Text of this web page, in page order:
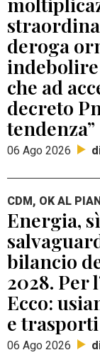
deroga
che ad
decreto
tendenza”
06 Ago 2026
CDM, OK AL
Energia,
bilancio
2028. Per
Ecco:
e trasporti
06 Ago 2026